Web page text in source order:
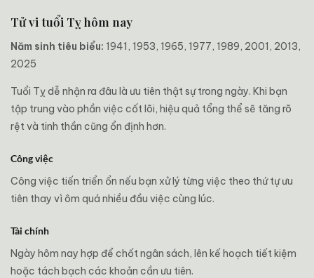
Tử vi tuổi Tỵ hôm nay
Năm sinh tiêu biểu: 1941, 1953, 1965, 1977, 1989, 2001, 2013,
2025
Tuổi Tỵ dễ nhận ra đâu là ưu tiên thật sự trong ngày. Khi bạn
tập trung vào phần việc cốt lõi, hiệu quả tổng thể sẽ tăng rõ
rệt và tinh thần cũng ổn định hơn.
Công việc
Công việc tiến triển ổn nếu bạn xử lý từng việc theo thứ tự ưu
tiên thay vì ôm quá nhiều đầu việc cùng lúc.
Tài chính
Ngày hôm nay hợp để chốt ngân sách, lên kế hoạch tiết kiệm
hoặc tách bạch các khoản cần ưu tiên.